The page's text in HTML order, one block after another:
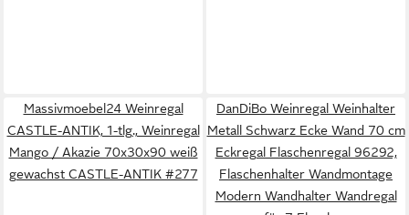
Massivmoebel24 Weinregal
CASTLE-ANTIK, 1-tlg., Weinregal
Mango / Akazie 70x30x90 weiß
gewachst CASTLE-ANTIK #277
DanDiBo Weinregal Weinhalter
Metall Schwarz Ecke Wand 70 cm
Eckregal Flaschenregal 96292,
Flaschenhalter Wandmontage
Modern Wandhalter Wandregal